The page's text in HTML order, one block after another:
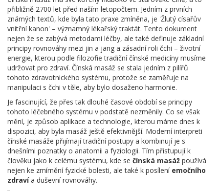
přibližně 2700 let před naším letopočtem. Jedním z prvních
známých textů, kde byla tato praxe zmíněna, je 'Žlutý císařův
vnitřní kanon' – významný lékařský traktát. Tento dokument
nejen že se zabývá metodami léčby, ale také definuje základní
principy rovnováhy mezi jin a jang a zásadní roli čchi – životní
energie, kterou podle filozofie tradiční čínské medicíny musíme
udržovat pro zdraví. Čínská masáž se stala jedním z pilířů
tohoto zdravotnického systému, protože se zaměřuje na
manipulaci s čchi v těle, aby bylo dosaženo harmonie.
Je fascinující, že přes tak dlouhé časové období se principy
tohoto léčebného systému v podstatě nezměnily. Co se však
mění, je způsob aplikace a technologie, kterou máme dnes k
dispozici, aby byla masáž ještě efektivnější. Moderní interpreti
čínské masáže přijímají tradiční postupy a kombinují je s
dnešními poznatky o anatomii a fyziologii. Tím přistupují k
člověku jako k celému systému, kde se čínská masáž používá
nejen ke zmírnění fyzické bolesti, ale také k posílení emočního
zdravía duševní rovnováhy.